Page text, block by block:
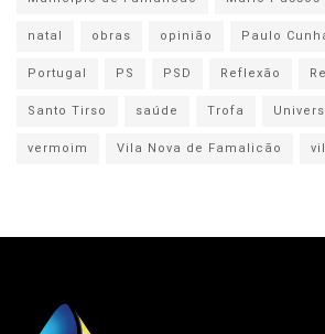
natal
obras opinião Paulo
Portugal
PS PSD Reflexão
Santo Tirso
saúde Trofa
vermoim
Vila Nova de Famalicão